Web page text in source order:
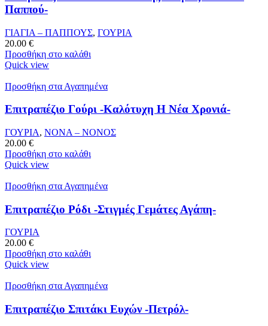
Παππού-
ΓΙΑΓΙΑ – ΠΑΠΠΟΥΣ, ΓΟΥΡΙΑ
20.00 €
Προσθήκη στο καλάθι
Quick view
Προσθήκη στα Αγαπημένα
Επιτραπέζιο Γούρι -Καλότυχη Η Νέα Χρονιά-
ΓΟΥΡΙΑ, ΝΟΝΑ – ΝΟΝΟΣ
20.00 €
Προσθήκη στο καλάθι
Quick view
Προσθήκη στα Αγαπημένα
Επιτραπέζιο Ρόδι -Στιγμές Γεμάτες Αγάπη-
ΓΟΥΡΙΑ
20.00 €
Προσθήκη στο καλάθι
Quick view
Προσθήκη στα Αγαπημένα
Επιτραπέζιο Σπιτάκι Ευχών -Πετρόλ-